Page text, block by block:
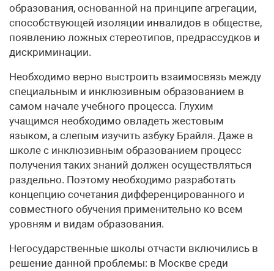
образования, основанной на принципе агрегации,
способствующей изоляции инвалидов в обществе,
появлению ложных стереотипов, предрассудков и
дискриминации.
Необходимо верно выстроить взаимосвязь между
специальным и инклюзивным образованием в
самом начале учебного процесса. Глухим
учащимся необходимо овладеть жестовым
языком, а слепым изучить азбуку Брайля. Даже в
школе с инклюзивным образованием процесс
получения таких знаний должен осуществляться
раздельно. Поэтому необходимо разработать
концепцию сочетания дифференцированного и
совместного обучения применительно ко всем
уровням и видам образования.
Негосударственные школы отчасти включились в
решение данной проблемы: в Москве среди